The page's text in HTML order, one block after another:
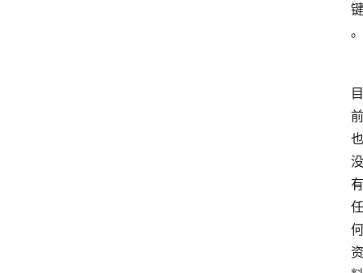
键
。
目
前
也
没
有
任
何
资